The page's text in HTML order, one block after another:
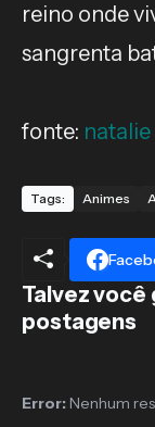
reino onde
sangrenta
fonte: natalie
Tags: Animes
Talvez
postagens
Error: Nenhum